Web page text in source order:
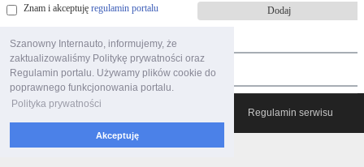
Szanowny Internauto, informujemy, że
zaktualizowaliśmy Politykę prywatności oraz
Regulamin portalu. Używamy plików cookie do
poprawnego funkcjonowania portalu.
Polityka prywatności
Akceptuję
Znam i akceptuję regulamin portalu
najczęściej oglądane
polecane filmy
Regulamin serwisu